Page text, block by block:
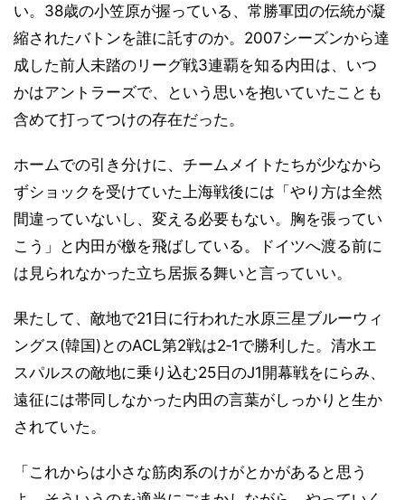
い。38歳の小笠原が握っている、常勝軍団の伝統が凝
縮されたバトンを誰に託すのか。2007シーズンから達
成した前人未踏のリーグ戦3連覇を知る内田は、いつ
かはアントラーズで、という思いを抱いていたことも
含めて打ってつけの存在だった。
ホームでの引き分けに、チームメイトたちが少なから
ずショックを受けていた上海戦後には「やり方は全然
間違っていないし、変える必要もない。胸を張ってい
こう」と内田が檄を飛ばしている。ドイツへ渡る前に
は見られなかった立ち居振る舞いと言っていい。
果たして、敵地で21日に行われた水原三星ブルーウィ
ングス(韓国)とのACL第2戦は2‐1で勝利した。清水エ
スパルスの敵地に乗り込む25日のJ1開幕戦をにらみ、
遠征には帯同しなかった内田の言葉がしっかりと生か
されていた。
「これからは小さな筋肉系のけがとかがあると思う